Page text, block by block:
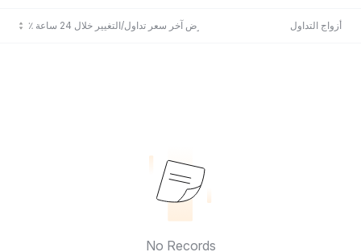
أزواج التداول عرض آخر سعر تداول/التغيير خلال 24 ساعة ٪
No Records